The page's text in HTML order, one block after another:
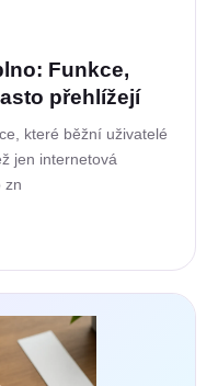
Funkce,
přehlížejí
které běžní uživatelé
jen internetová
zn